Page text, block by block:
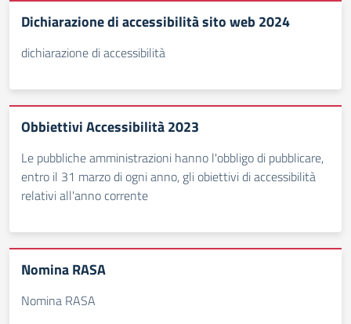
Dichiarazione di accessibilità sito web 2024
dichiarazione di accessibilità
Obbiettivi Accessibilità 2023
Le pubbliche amministrazioni hanno l'obbligo di pubblicare,
entro il 31 marzo di ogni anno, gli obiettivi di accessibilità
relativi all'anno corrente
Nomina RASA
Nomina RASA